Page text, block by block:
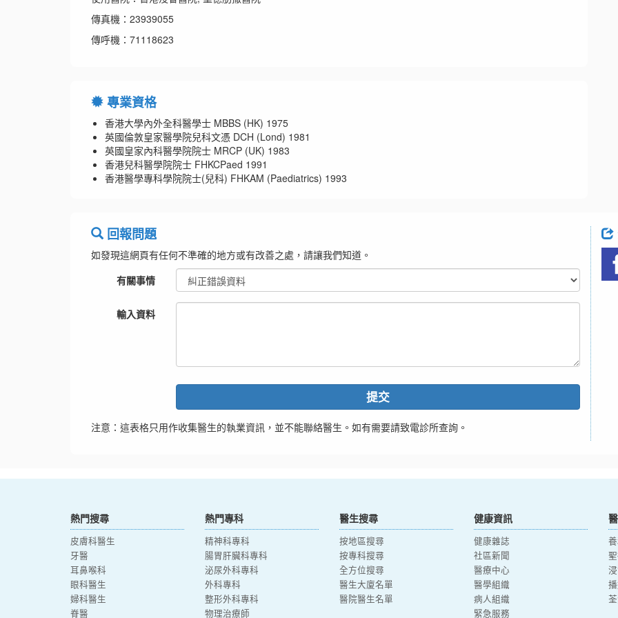
傳真機：23939055
傳呼機：71118623
專業資格
香港大學內外全科醫學士 MBBS (HK) 1975
英國倫敦皇家醫學院兒科文憑 DCH (Lond) 1981
英國皇家內科醫學院院士 MRCP (UK) 1983
香港兒科醫學院院士 FHKCPaed 1991
香港醫學專科學院院士(兒科) FHKAM (Paediatrics) 1993
回報問題
如發現這網頁有任何不準確的地方或有改善之處，請讓我們知道。
有關事情
輸入資料
提交
注意：這表格只用作收集醫生的執業資訊，並不能聯絡醫生。如有需要請致電診所查詢。
熱門搜尋
皮膚科醫生
牙醫
耳鼻喉科
眼科醫生
婦科醫生
脊醫
熱門專科
精神科專科
腸胃肝臟科專科
泌尿外科專科
外科專科
整形外科專科
物理治療師
醫生搜尋
按地區搜尋
按專科搜尋
全方位搜尋
醫生大廈名單
醫院醫生名單
健康資訊
健康雜誌
社區新聞
醫療中心
醫學組織
病人組織
緊急服務